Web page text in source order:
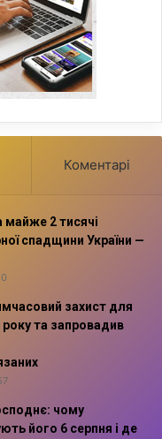
Коментарі
2 тисячі
спадщини України —
захист для
року та запровадив
чому
його 6 серпня і де